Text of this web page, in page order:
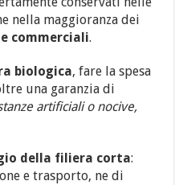
nella maggioranza dei
commerciali.
biologica, fare la spesa
una garanzia di
artificiali o nocive,
della filiera corta:
e trasporto, ne di